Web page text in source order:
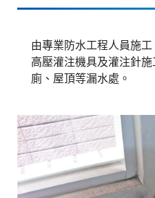
由專業防水工程人員施
高壓灌注機具及灌注針
廁、屋頂等漏水處。